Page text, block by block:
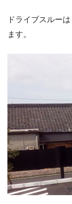
ドライブスルー
ます。